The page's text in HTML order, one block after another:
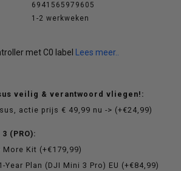
6941565979605
1-2 werkweken
met C0 label Lees meer..
veilig & verantwoord vliegen!:
actie prijs € 49,99 nu -> (+€24,99)
(PRO):
More Kit (+€179,99)
Year Plan (DJI Mini 3 Pro) EU (+€84,99)